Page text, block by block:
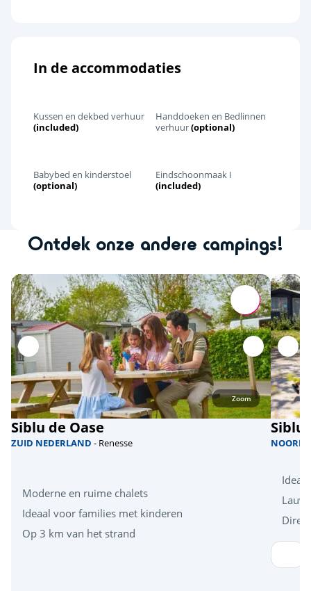
In de accommodaties
Kussen en dekbed verhuur
(included)
Handdoeken en Bedlinnen
verhuur(optional)
Babybed en kinderstoel
(optional)
Eindschoonmaak I
(included)
Ontdek onze andere campings!
Zoom
Siblu de Oase
ZUID NEDERLAND - Renesse
Moderne en ruime chalets
Ideaal voor families met kinderen
Op 3 km van het strand
Siblu
NOORD